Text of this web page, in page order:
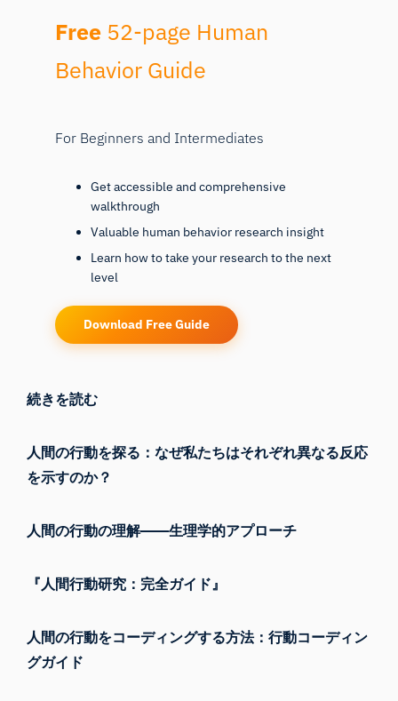
Free 52-page Human
Behavior Guide
For Beginners and Intermediates
Get accessible and comprehensive
walkthrough
Valuable human behavior research insight
Learn how to take your research to the next
level
Download Free Guide
続きを読む
人間の行動を探る：なぜ私たちはそれぞれ異なる反応
を示すのか？
人間の行動の理解――生理学的アプローチ
『人間行動研究：完全ガイド』
人間の行動をコーディングする方法：行動コーディン
グガイド